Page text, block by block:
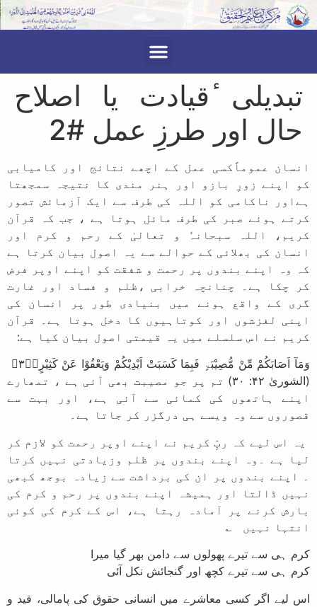
تبدیلی ٔقیادت یا اصلاح
حال اور طرزِ عمل #2
انسان عموماًکسی عمل کے اچھے نتائج اور کامیابی
کو اپنے زورِ بازو اور ہنر مندی کا نتیجہ سمجھتا
ہےاور ناکامی کو اللہ کی طرف سے ایک آزمائش تصور
کرتے ہوئے صبر کی طرف مائل ہوتا ہے ، جب کہ قرآن
کریم، اللہ سبحانہٗ و تعالیٰ کے رحم و کرم اور
انسان کی بھلائی کے حوالے سے یہ اصول بیان کرتا ہے
کہ وہ اپنے بندوں پر رحمت و شفقت کو اپنے اوپر فرض
کر چکا ہے۔ چنانچہ خرابی ،ظلم و فساد اور غارت
گری کے واقع ہونے میں بنیادی طور پر انسان کی
اپنی لغزشوں اور کوتاہیوں کا دخل ہوتا ہے۔ قرآن
کریم نے اس سلسلے میں یہ قیمتی اصول بیان کیا ہے:
(الشوریٰ ۴۲: ۳۰) تم پر جو مصیبت بھی آئی ہے ، تمھارے
اپنے ہاتھوں کی کمائی سے آئی ہے، اور بہت سے
قصوروں سے وہ ویسے ہی درگزر کر جاتا ہے۔
یہ اس لیے کہ ربِّ کریم نے اپنے اوپر رحمت کو لازم کر
لیا ہے ۔وہ اپنے بندوں پر ظلم وزیادتی نہیں کرتا
۔ اپنے بندوں پر ان کی برداشت سے زیادہ بوجھ کبھی
نہیں ڈالتا اور ہمیشہ اپنے بندوں پر رحم و کرم کی
بارش کرنے پر آمادہ رہتا ہے، اس کے کرم کی کوئی
انتہا نہیں ؎
کرم ہی سے تیرے پھولوں سے دامن بھر گیا میرا
کرم ہی سے تیرے کچھ اور گنجائش نکل آئی
اس لیے اگر کسی معاشرے میں انسانی حقوق کی پامالی، قید و